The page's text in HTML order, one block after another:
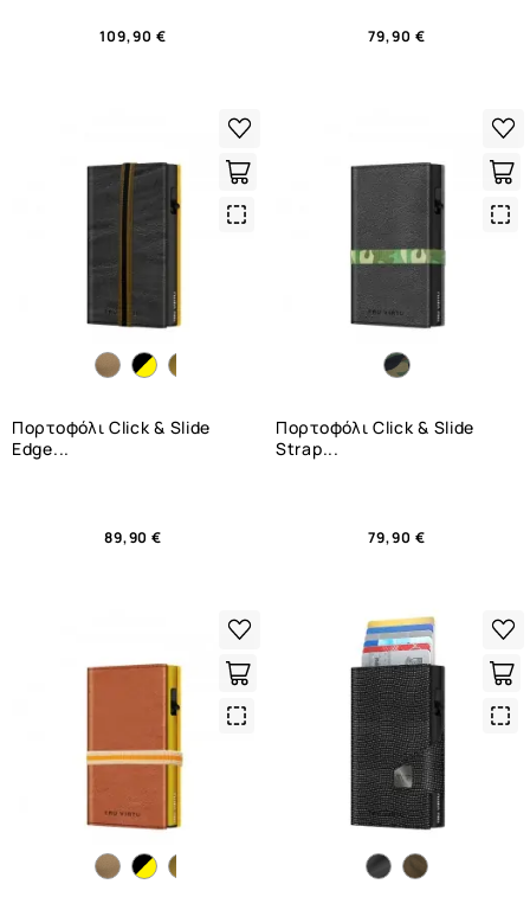
109,90 € 79,90 €
Πορτοφόλι Click & Slide
Edge...
89,90 €
Quick
Πορτοφόλι Click & Slide
Strap...
79,90 €
Quick